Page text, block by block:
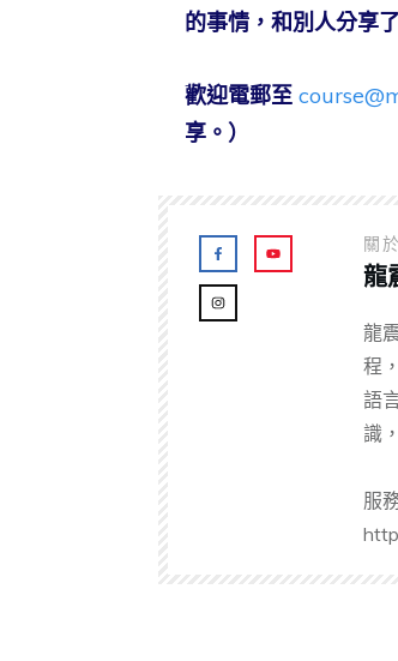
的事情，和別人分享
歡迎電郵至
享。）
關
龍
龍
程
語
識
服